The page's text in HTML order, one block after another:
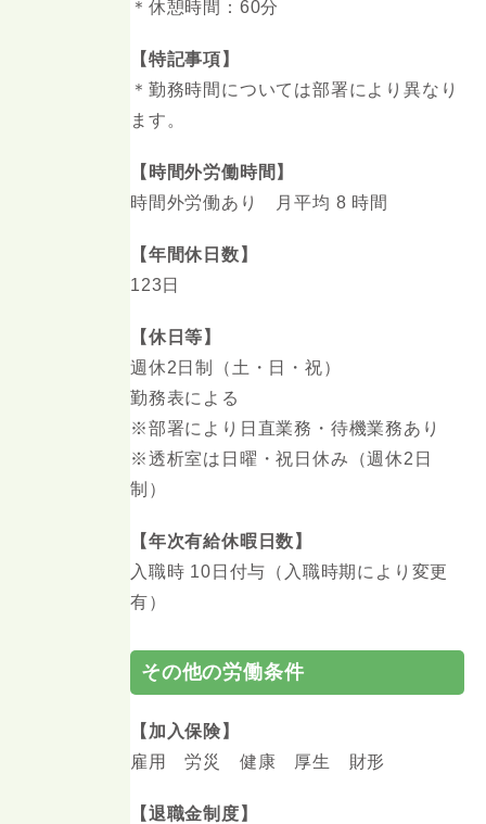
＊休憩時間：60分
【特記事項】
＊勤務時間については部署により異なり
ます。
【時間外労働時間】
時間外労働あり 月平均 8 時間
【年間休日数】
123日
【休日等】
週休2日制（土・日・祝）
勤務表による
※部署により日直業務・待機業務あり
※透析室は日曜・祝日休み（週休2日
制）
【年次有給休暇日数】
入職時 10日付与（入職時期により変更
有）
その他の労働条件
【加入保険】
雇用 労災 健康 厚生 財形
【退職金制度】